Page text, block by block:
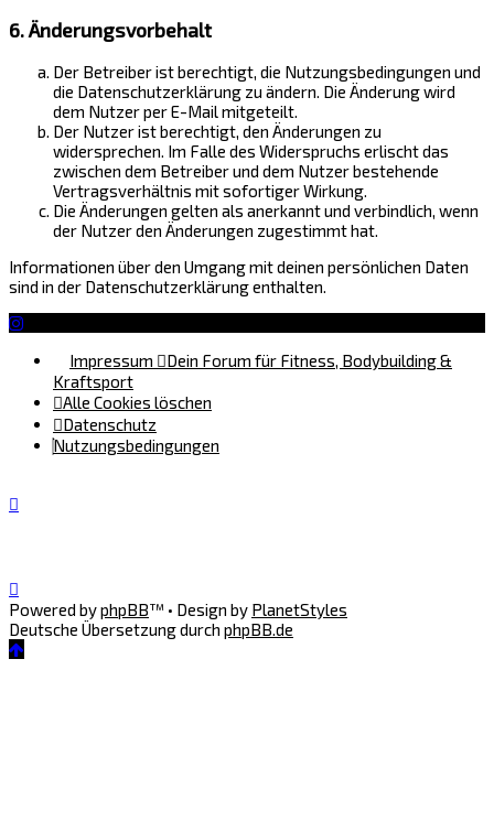
6. Änderungsvorbehalt
Der Betreiber ist berechtigt, die Nutzungsbedingungen und
die Datenschutzerklärung zu ändern. Die Änderung wird
dem Nutzer per E-Mail mitgeteilt.
Der Nutzer ist berechtigt, den Änderungen zu
widersprechen. Im Falle des Widerspruchs erlischt das
zwischen dem Betreiber und dem Nutzer bestehende
Vertragsverhältnis mit sofortiger Wirkung.
Die Änderungen gelten als anerkannt und verbindlich, wenn
der Nutzer den Änderungen zugestimmt hat.
Informationen über den Umgang mit deinen persönlichen Daten
sind in der Datenschutzerklärung enthalten.
Impressum
Dein Forum für Fitness, Bodybuilding &
Kraftsport
Alle Cookies löschen
Datenschutz
Nutzungsbedingungen
Powered byphpBB™ • Design by PlanetStyles
Deutsche Übersetzung durch phpBB.de